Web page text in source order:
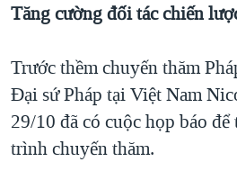
Tăng cường đối tác chiến
Trước thềm chuyến thăm
Đại sứ Pháp tại Việt Nam
29/10 đã có cuộc họp báo
trình chuyến thăm.